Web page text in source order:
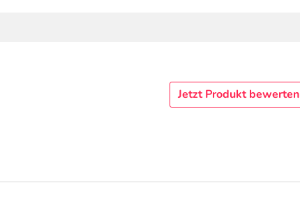
Jetzt Produkt bewerten